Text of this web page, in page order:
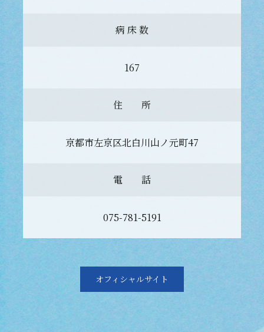
病 床 数
167
住 所
京都市左京区北白川山ノ元町47
電 話
075-781-5191
オフィシャルサイト